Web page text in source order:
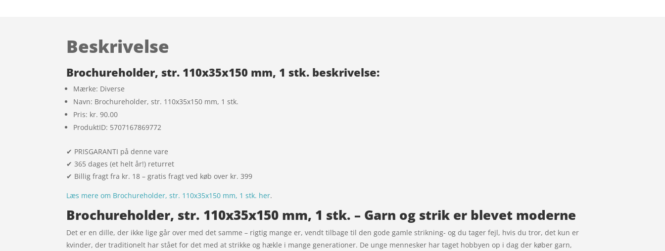
mmelser
Beskrivelse
Brochureholder, str. 110x35x150 mm, 1 stk. beskrivelse:
Mærke: Diverse
Navn: Brochureholder, str. 110x35x150 mm, 1 stk.
Pris: kr. 90.00
ProduktID: 5707167869772
✔ PRISGARANTI på denne vare
✔ 365 dages (et helt år!) returret
✔ Billig fragt fra kr. 18 – gratis fragt ved køb over kr. 399
Læs mere om Brochureholder, str. 110x35x150 mm, 1 stk. her.
Brochureholder, str. 110x35x150 mm, 1 stk. – Garn og strik er blevet moderne
Det er en dille, der ikke lige går over med det samme – rigtig mange er, vendt tilbage til den gode gamle strikning- og du tager fejl, hvis du tror, det kun er
kvinder, der traditionelt har stået for det med at strikke og hækle i mange generationer. De unge mennesker har taget hobbyen op i dag der køber garn,